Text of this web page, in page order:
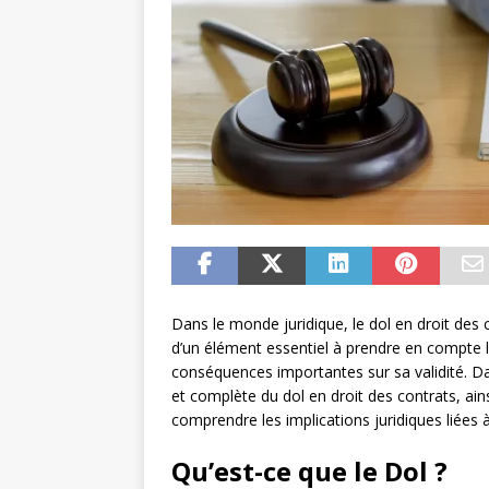
Dans le monde juridique, le dol en droit
d’un élément essentiel à prendre en
conséquences importantes sur sa validité.
et complète du dol en droit des contrats,
comprendre les implications juridiques liées
Qu’est-ce que le Dol ?